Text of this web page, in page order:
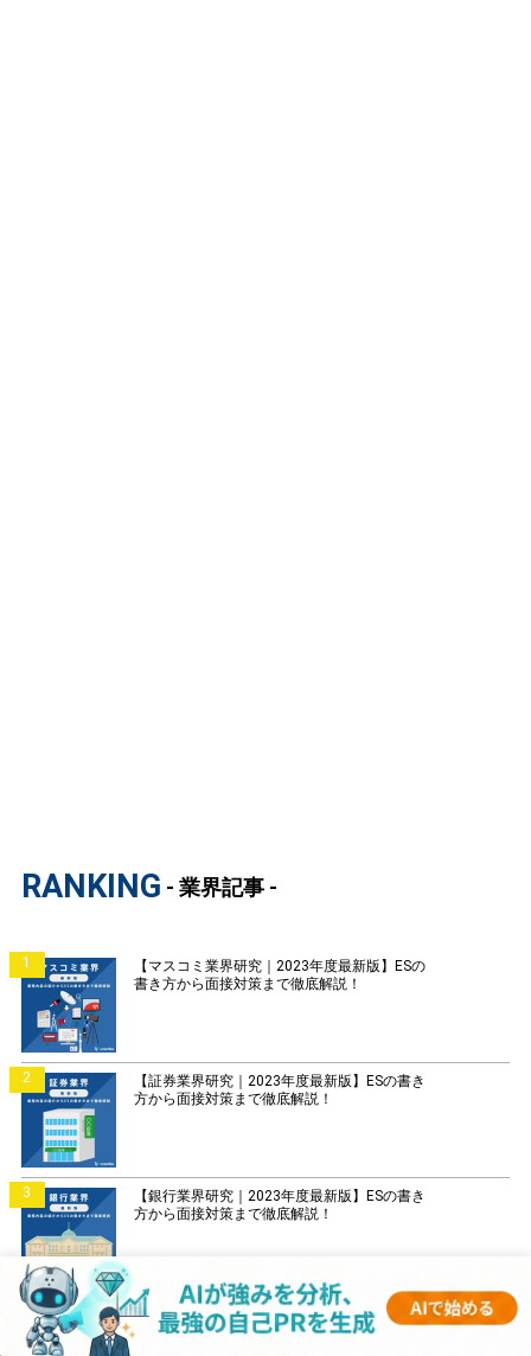
RANKING - 業界記事 -
1
【マスコミ業界研究｜2023年度最新版】ESの
書き方から面接対策まで徹底解説！
2
【証券業界研究｜2023年度最新版】ESの書き
方から面接対策まで徹底解説！
3
【銀行業界研究｜2023年度最新版】ESの書き
方から面接対策まで徹底解説！
4
【菓子業界研究｜2023年度最新版】ESの書き
方から面接対策まで徹底解説！